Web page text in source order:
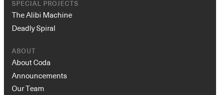
SPECIAL PROJECTS
The Alibi Machine
Deadly Spiral
ABOUT
About Coda
Announcements
Our Team